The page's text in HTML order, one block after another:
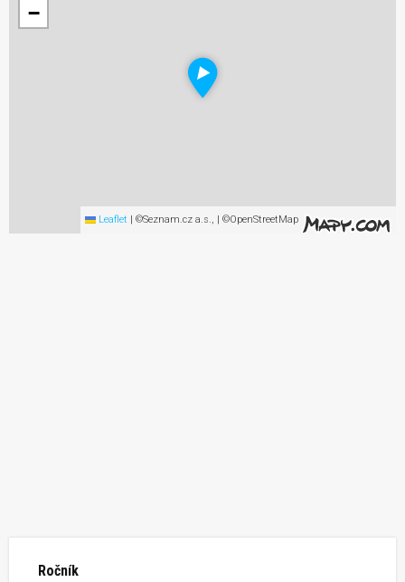
−
Leaflet | ©Seznam.cz a.s., | ©OpenStreetMap
Ročník